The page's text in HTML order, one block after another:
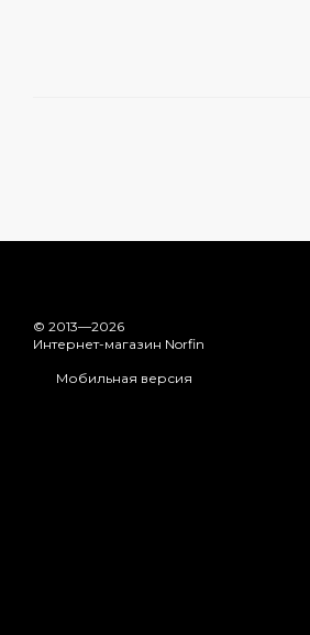
© 2013—2026
Интернет-магазин Norfin
Мобильная версия